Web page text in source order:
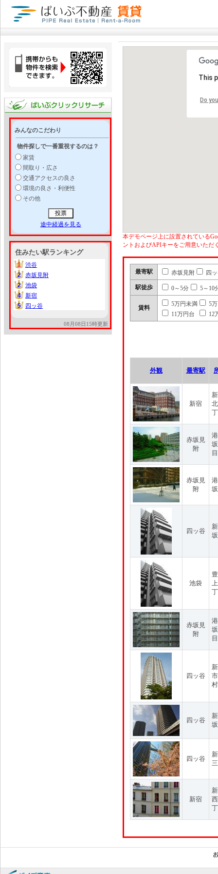
みんなのこだわり
物件探しで一番重視するのは？
家賃
間取り・広さ
交通アクセスの良さ
環境の良さ・利便性
その他
途中経過を見る
住みたい駅ランキング
1
1
渋谷
2
2
赤坂見附
2
2
池袋
4
4
新宿
5
5 四ッ谷
08月08日15時更新
This
Do
本デモページ上に設置されている
ントおよびAPIキーをご用意いただ
最寄駅 赤坂見附 四
駅徒歩 0～5分 5～10
賃料
5万円未満
5
11万円台
12
外観 最寄駅
新宿
赤坂見
附
目
赤坂見
附
四ッ谷
池袋
赤坂見
附
目
四ッ谷
四ッ谷
四ッ谷
新宿